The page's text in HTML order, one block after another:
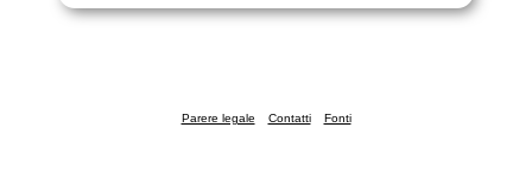
Parere legale Contatti Fonti